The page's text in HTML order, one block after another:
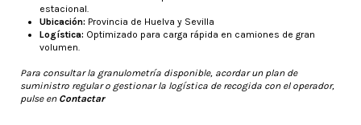
estacional.
Ubicación: Provincia de Huelva y Sevilla
Logística: Optimizado para carga rápida en camiones de gran
volumen.
Para consultar la granulometría disponible, acordar un plan de
suministro regular o gestionar la logística de recogida con el operador,
pulse en Contactar